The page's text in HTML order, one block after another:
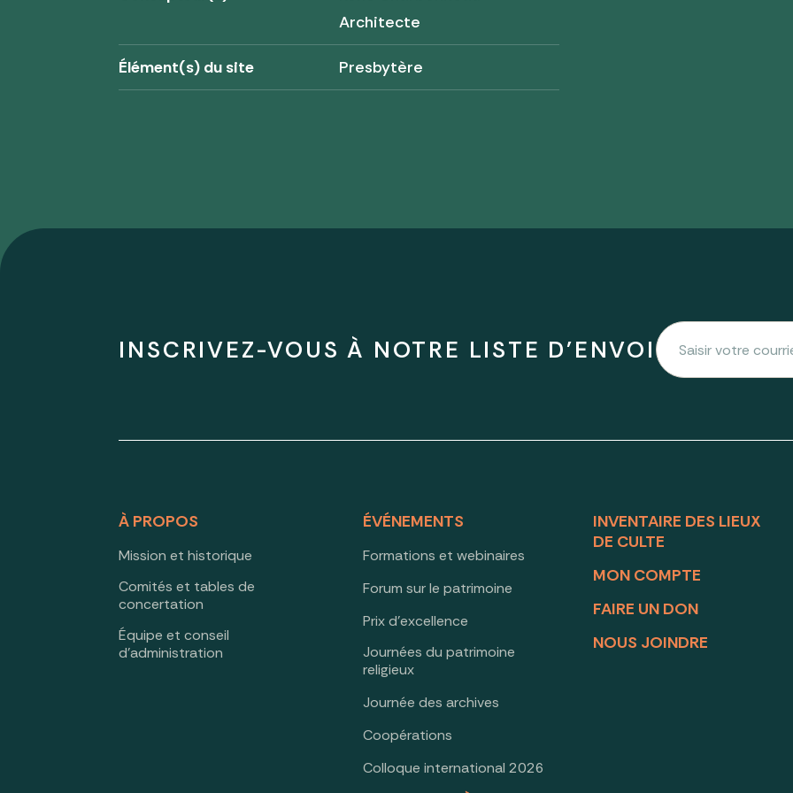
Architecte
Élément(s) du site Presbytère
INSCRIVEZ-VOUS À NOTRE LISTE D'ENVOI
À PROPOS
Mission et historique
Comités et tables de
concertation
Équipe et conseil
d’administration
ÉVÉNEMENTS
Formations et webinaires
Forum sur le patrimoine
Prix d’excellence
Journées du patrimoine
religieux
Journée des archives
Coopérations
Colloque international 2026
INVENTAIRE DES LIEUX
DE CULTE
MON COMPTE
FAIRE UN DON
NOUS JOINDRE